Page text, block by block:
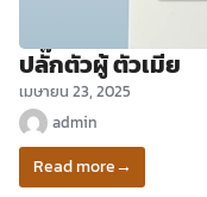
ปลั๊กตัวผู้ ตัวเมีย
เมษายน 23, 2025
admin
Read more→